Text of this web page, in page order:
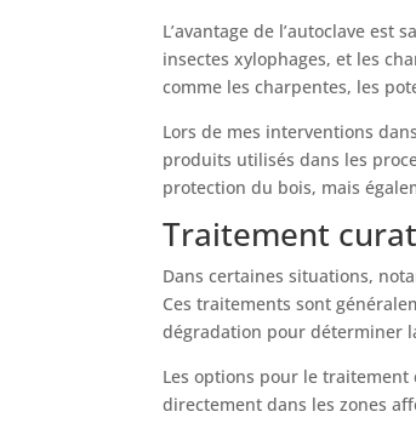
L’avantage de l’autoclave
insectes xylophages, et les
comme les charpentes, les
Lors de mes interventions
produits utilisés dans les
protection du bois, mais
Traitement
Dans certaines situations,
Ces traitements sont
dégradation pour déterminer
Les options pour le
directement dans les zones